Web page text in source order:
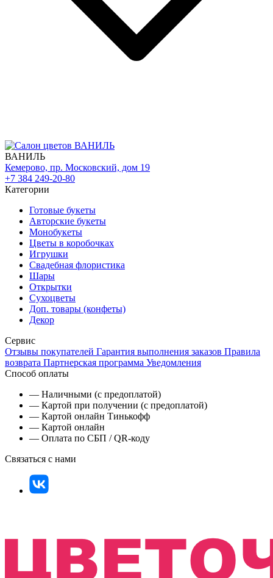
ВАНИЛЬ
Кемерово, пр. Московский, дом 19
+7 384 249-20-80
Категории
Готовые букеты
Авторские букеты
Монобукеты
Цветы в коробочках
Игрушки
Свадебная флористика
Шары
Открытки
Сухоцветы
Доп. товары (конфеты)
Декор
Сервис
Отзывы покупателей Гарантия выполнения заказов Правила
возврата Партнерская программа Уведомления
Способ оплаты
— Наличными (с предоплатой)
— Картой при получении (с предоплатой)
— Картой онлайн Тинькофф
— Картой онлайн
— Оплата по СБП / QR-коду
Связаться с нами